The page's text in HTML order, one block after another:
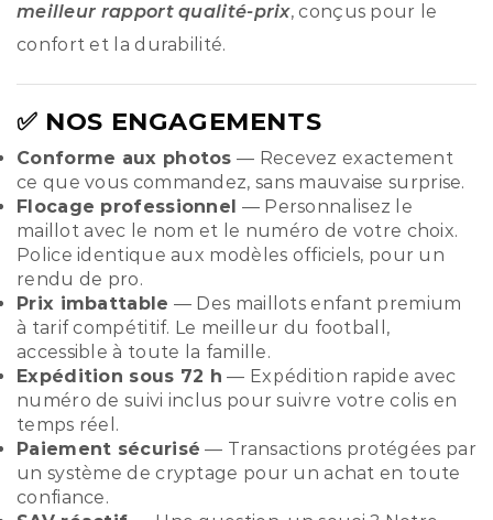
meilleur rapport qualité-prix, conçus pour le
confort et la durabilité.
✅ NOS ENGAGEMENTS
Conforme aux photos — Recevez exactement
ce que vous commandez, sans mauvaise surprise.
Flocage professionnel — Personnalisez le
maillot avec le nom et le numéro de votre choix.
Police identique aux modèles officiels, pour un
rendu de pro.
Prix imbattable — Des maillots enfant premium
à tarif compétitif. Le meilleur du football,
accessible à toute la famille.
Expédition sous 72 h — Expédition rapide avec
numéro de suivi inclus pour suivre votre colis en
temps réel.
Paiement sécurisé — Transactions protégées par
un système de cryptage pour un achat en toute
confiance.